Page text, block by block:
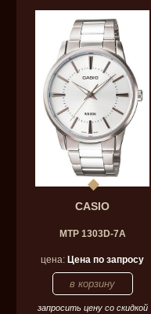
CASIO
MTP 1303D-7A
цена: Цена по запросу
запросить цену со скидкой